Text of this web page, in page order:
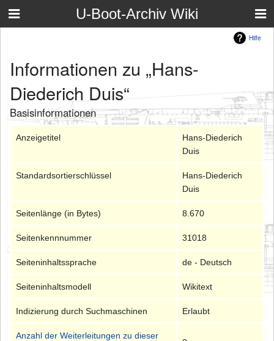
U-Boot-Archiv Wiki
Hilfe
Informationen zu „Hans-
Diederich Duis“
Basisinformationen
Anzeigetitel
Hans-Diederich
Duis
Standardsortierschlüssel
Hans-Diederich
Duis
Seitenlänge (in Bytes) 8.670
Seitenkennnummer 31018
Seiteninhaltssprache de - Deutsch
Seiteninhaltsmodell Wikitext
Indizierung durch Suchmaschinen Erlaubt
Anzahl der Weiterleitungen zu dieser